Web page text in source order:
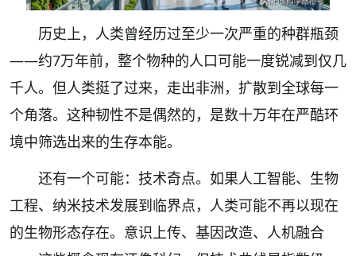
历史上，人类曾经历过至少一次严重的种群瓶颈
——约7万年前，整个物种的人口可能一度锐减到仅几
千人。但人类挺了过来，走出非洲，扩散到全球每一
个角落。这种韧性不是偶然的，是数十万年在严酷环
境中筛选出来的生存本能。
还有一个可能：技术奇点。如果人工智能、生物
工程、纳米技术发展到临界点，人类可能不再以现在
的生物形态存在。意识上传、基因改造、人机融合